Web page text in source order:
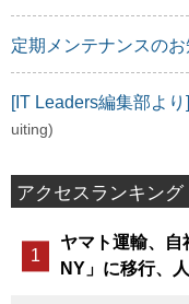
定期メンテナンスの
[IT Leaders編集部よ
uiting)
アクセスランキング
ヤマト運輸、自
NY」に移行、